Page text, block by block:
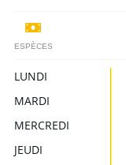
ESPÈCES
LUNDI
MARDI
MERCREDI
JEUDI